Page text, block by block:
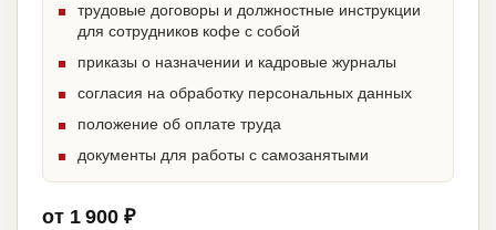
трудовые договоры и должностные инструкции
для сотрудников кофе с собой
приказы о назначении и кадровые журналы
согласия на обработку персональных данных
положение об оплате труда
документы для работы с самозанятыми
от 1 900 ₽